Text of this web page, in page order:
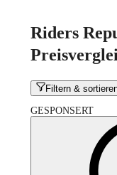
Riders
Filtern &
GESPONSERT